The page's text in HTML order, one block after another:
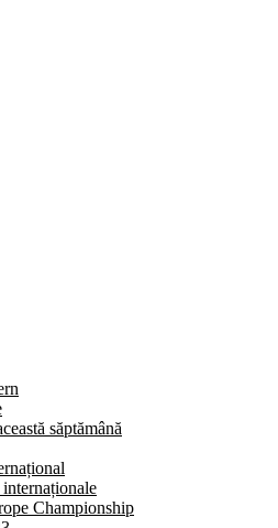
săptămână
Championship